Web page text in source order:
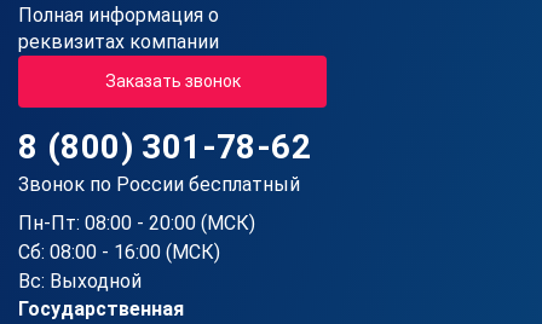
Полная информация о
реквизитах компании
Заказать звонок
8 (800) 301-78-62
Звонок по России бесплатный
Пн-Пт: 08:00 - 20:00 (МСК)
Сб: 08:00 - 16:00 (МСК)
Вс: Выходной
Государственная